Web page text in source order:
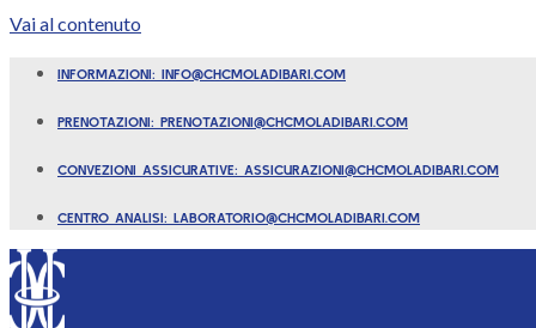
Vai al contenuto
INFORMAZIONI: INFO@CHCMOLADIBARI.COM
PRENOTAZIONI: PRENOTAZIONI@CHCMOLADIBARI.COM
CONVEZIONI ASSICURATIVE: ASSICURAZIONI@CHCMOLADIBARI.COM
CENTRO ANALISI: LABORATORIO@CHCMOLADIBARI.COM